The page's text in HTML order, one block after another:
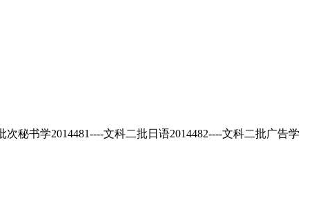
秘书学2014481----文科二批日语2014482----文科二批广告学